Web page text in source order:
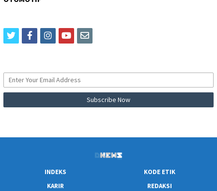
twitterfacebookinstagram
youtubeemail
INDEKS
KODE ETIK
KARIR
REDAKSI